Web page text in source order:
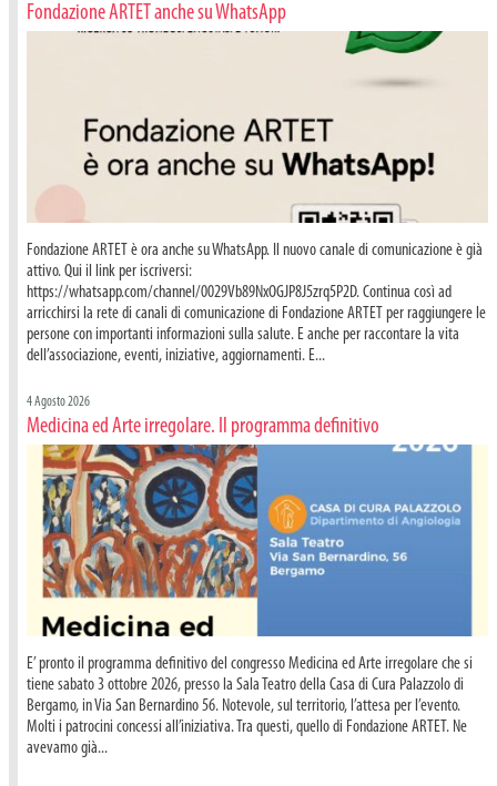
Fondazione ARTET anche su WhatsApp
Fondazione ARTET è ora anche su WhatsApp. Il nuovo canale di comunicazione è già
attivo. Qui il link per iscriversi:
https://whatsapp.com/channel/0029Vb89NxOGJP8J5zrq5P2D. Continua così ad
arricchirsi la rete di canali di comunicazione di Fondazione ARTET per raggiungere le
persone con importanti informazioni sulla salute. E anche per raccontare la vita
dell’associazione, eventi, iniziative, aggiornamenti. E...
4 Agosto 2026
Medicina ed Arte irregolare. Il programma definitivo
E’ pronto il programma definitivo del congresso Medicina ed Arte irregolare che si
tiene sabato 3 ottobre 2026, presso la Sala Teatro della Casa di Cura Palazzolo di
Bergamo, in Via San Bernardino 56. Notevole, sul territorio, l’attesa per l’evento.
Molti i patrocini concessi all’iniziativa. Tra questi, quello di Fondazione ARTET. Ne
avevamo già...